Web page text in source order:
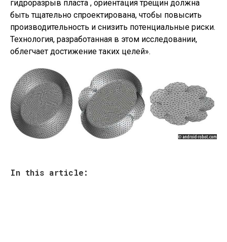
гидроразрыв пласта , ориентация трещин должна
быть тщательно спроектирована, чтобы повысить
производительность и снизить потенциальные риски.
Технология, разработанная в этом исследовании,
облегчает достижение таких целей».
In this article: